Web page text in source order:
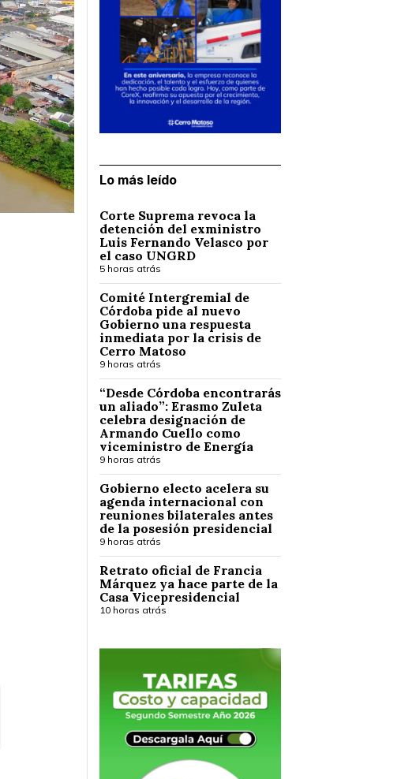
Lo más leído
Corte Suprema revoca la
detención del exministro
Luis Fernando Velasco por
el caso UNGRD
5 horas atrás
Comité Intergremial de
Córdoba pide al nuevo
Gobierno una respuesta
inmediata por la crisis de
Cerro Matoso
9 horas atrás
“Desde Córdoba encontrarás
un aliado”: Erasmo Zuleta
celebra designación de
Armando Cuello como
viceministro de Energía
9 horas atrás
Gobierno electo acelera su
agenda internacional con
reuniones bilaterales antes
de la posesión presidencial
9 horas atrás
Retrato oficial de Francia
Márquez ya hace parte de la
Casa Vicepresidencial
10 horas atrás